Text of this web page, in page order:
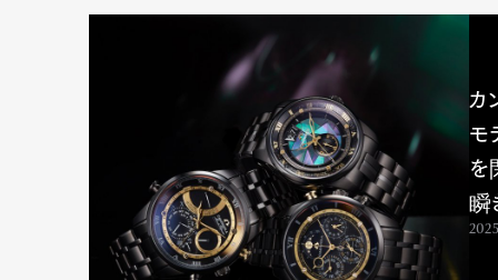
カ
モ
を
瞬